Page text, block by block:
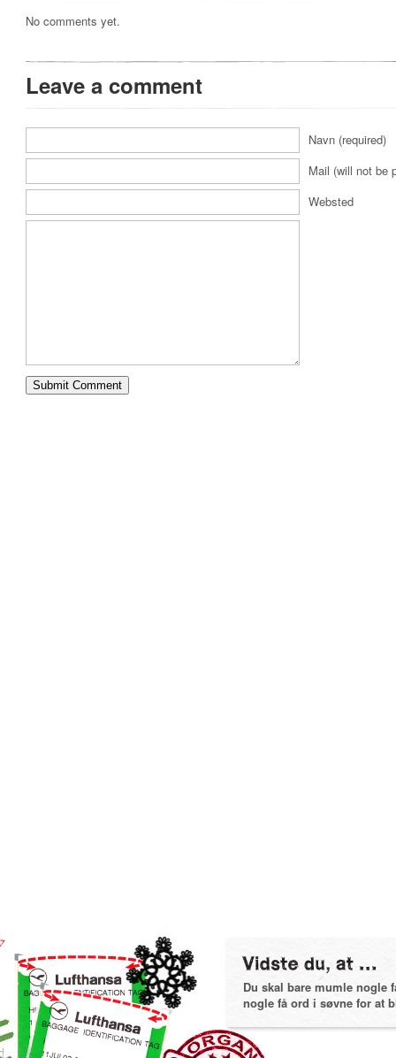
No comments yet.
Leave a comment
Navn (required)
Mail (will not be
Websted
Du skal bare mumle nogle
nogle få ord i søvne for at